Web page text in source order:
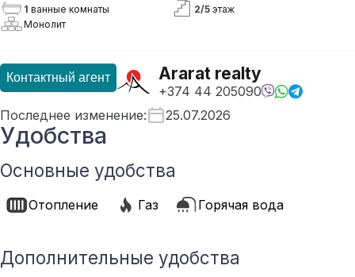
1 ванные комнаты 2/5 этаж
Монолит
Контактный агент Ararat realty
+374 44 205090
Последнее изменение: 25.07.2026
Удобства
Основные удобства
Отопление Газ Горячая вода
Дополнительные удобства